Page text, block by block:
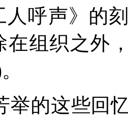
人呼声》的
组织之外
。
举的这些回